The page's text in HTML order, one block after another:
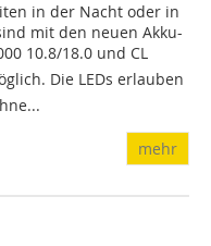
in der Nacht oder in
mit den neuen Akku-
10.8/18.0 und CL
Die LEDs erlauben
mehr